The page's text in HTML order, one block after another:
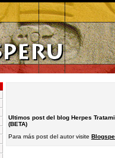
Ultimos post del blog Herpes
(BETA)
Para más post del autor visite